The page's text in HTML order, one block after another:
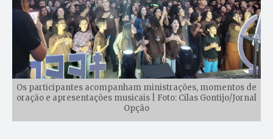
Os participantes acompanham ministrações, momentos de
oração e apresentações musicais | Foto: Cilas Gontijo/Jornal
Opção